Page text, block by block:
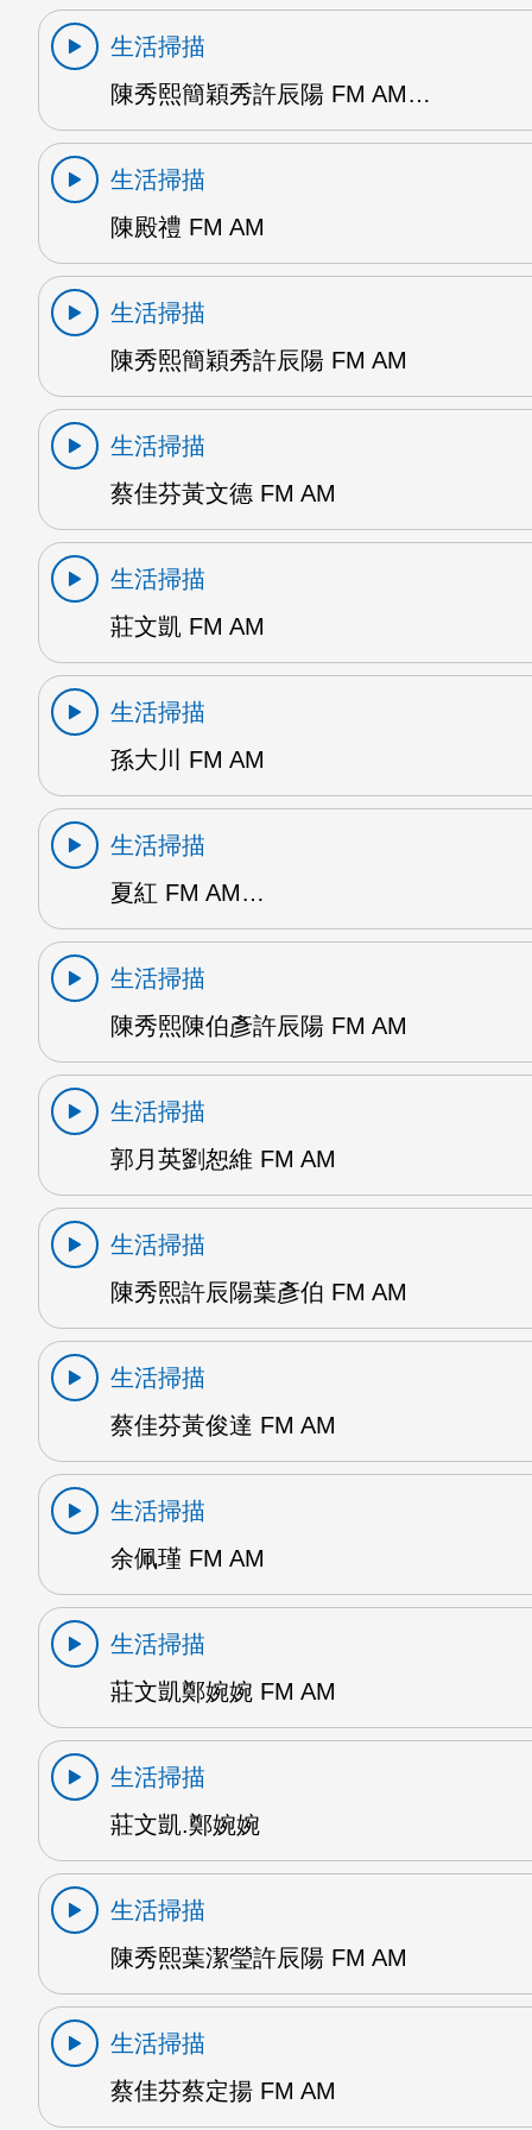
生活掃描
陳秀熙簡穎秀許辰陽 FM AM…
生活掃描
陳殿禮 FM AM
生活掃描
陳秀熙簡穎秀許辰陽 FM AM
生活掃描
蔡佳芬黃文德 FM AM
生活掃描
莊文凱 FM AM
生活掃描
孫大川 FM AM
生活掃描
夏紅 FM AM…
生活掃描
陳秀熙陳伯彥許辰陽 FM AM
生活掃描
郭月英劉恕維 FM AM
生活掃描
陳秀熙許辰陽葉彥伯 FM AM
生活掃描
蔡佳芬黃俊達 FM AM
生活掃描
余佩瑾 FM AM
生活掃描
莊文凱鄭婉婉 FM AM
生活掃描
莊文凱.鄭婉婉
生活掃描
陳秀熙葉潔瑩許辰陽 FM AM
生活掃描
蔡佳芬蔡定揚 FM AM